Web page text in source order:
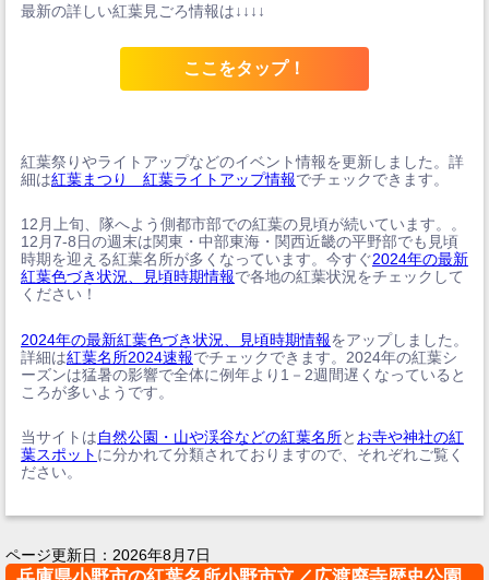
最新の詳しい紅葉見ごろ情報は↓↓↓↓
ここをタップ！
紅葉祭りやライトアップなどのイベント情報を更新しました。詳
細は紅葉まつり 紅葉ライトアップ情報でチェックできます。
12月上旬、隊へよう側都市部での紅葉の見頃が続いています。。
12月7-8日の週末は関東・中部東海・関西近畿の平野部でも見頃
時期を迎える紅葉名所が多くなっています。今すぐ2024年の最新
紅葉色づき状況、見頃時期情報で各地の紅葉状況をチェックして
ください！
2024年の最新紅葉色づき状況、見頃時期情報をアップしました。
詳細は紅葉名所2024速報でチェックできます。2024年の紅葉シ
ーズンは猛暑の影響で全体に例年より1－2週間遅くなっていると
ころが多いようです。
当サイトは自然公園・山や渓谷などの紅葉名所と お寺や神社の紅
葉スポット に分かれて分類されておりますので、それぞれご覧く
ださい。
ページ更新日： 2026年8月7日